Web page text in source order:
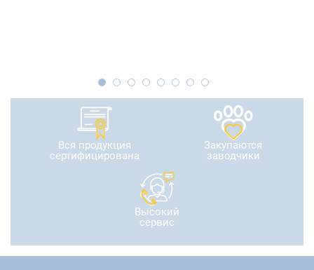
Вся продукция
сертифицирована
Закупаются
заводчики
Высокий
сервис